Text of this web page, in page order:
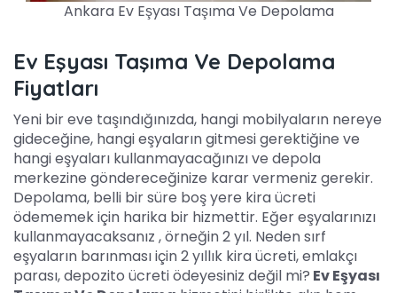
Ankara Ev Eşyası Taşıma Ve Depolama
Ev Eşyası Taşıma Ve Depolama
Fiyatları
Yeni bir eve taşındığınızda, hangi mobilyaların nereye
gideceğine, hangi eşyaların gitmesi gerektiğine ve
hangi eşyaları kullanmayacağınızı ve depola
merkezine göndereceğinize karar vermeniz gerekir.
Depolama, belli bir süre boş yere kira ücreti
ödememek için harika bir hizmettir. Eğer eşyalarınızı
kullanmayacaksanız , örneğin 2 yıl. Neden sırf
eşyaların barınması için 2 yıllık kira ücreti, emlakçı
parası, depozito ücreti ödeyesiniz değil mi? Ev Eşyası